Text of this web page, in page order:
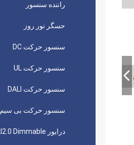
راننده سنسور
حسگر نور روز
سنسور حرکت DC
سنسور حرکت UL
سنسور حرکت DALI
سنسور حرکت بی سیم
درایور LED DALI2.0 Dimmable